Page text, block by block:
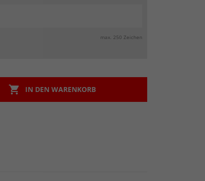
max. 250 Zeichen
 IN DEN WARENKORB